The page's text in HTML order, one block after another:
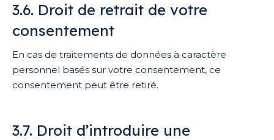
3.6. Droit de retrait de votre
consentement
En cas de traitements de données à caractère
personnel basés sur votre consentement, ce
consentement peut être retiré.
3.7. Droit d’introduire une